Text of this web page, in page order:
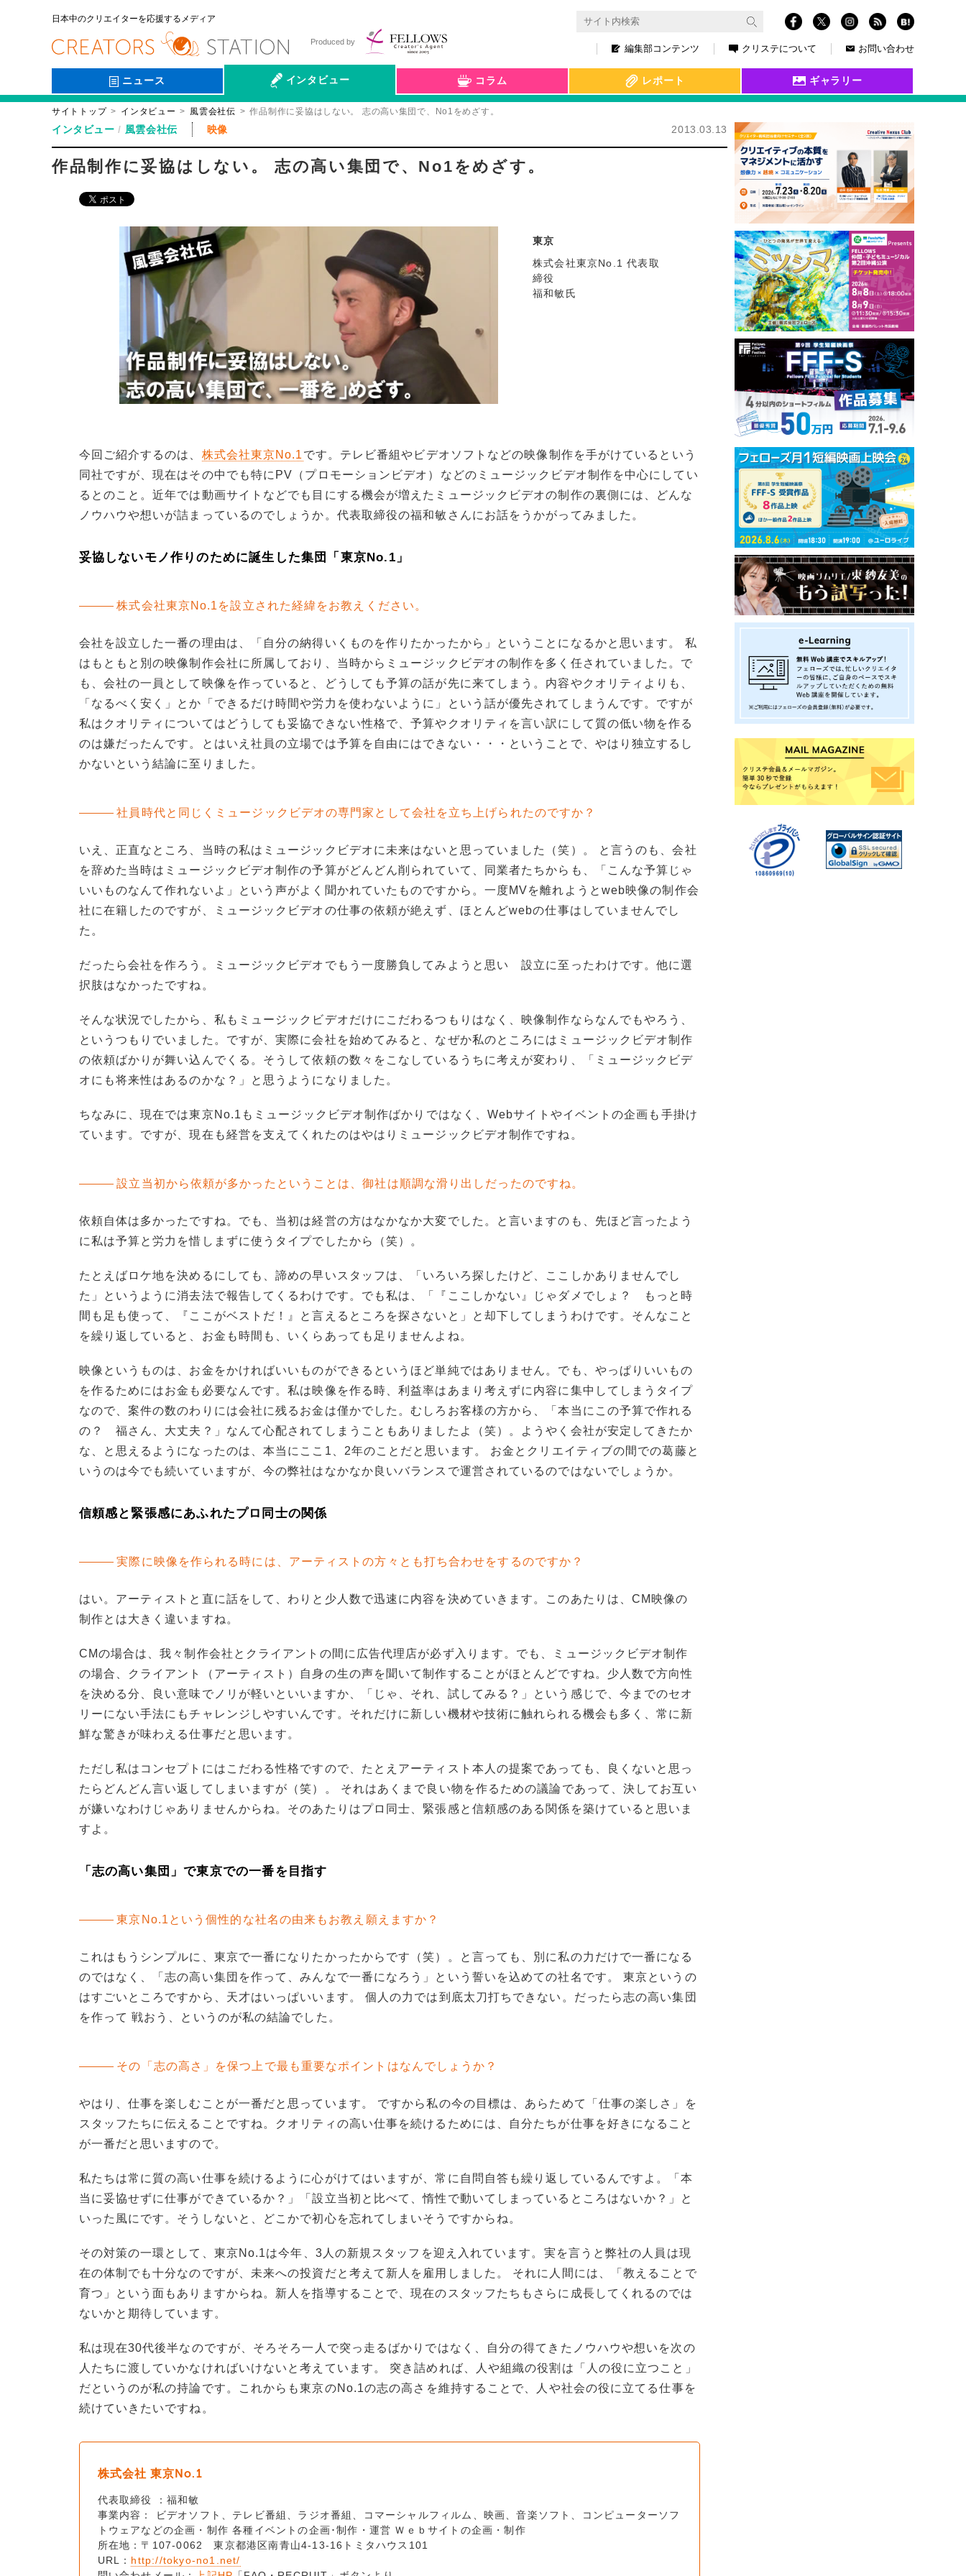
日本中のクリエイターを応援するメディア
編集部コンテンツ クリステについて お問い合わせ
Produced by
ニュース インタビュー
会社伝
コラム レポート ギャラリー
サイトトップ インタビュー 風雲会社伝 作品制作に妥協はしない。 志の高い集団で、No1をめざす。
インタビュー 風雲会社伝 映像 2013.03.13
作品制作に妥協はしない。 志の高い集団で、No1をめざす。
東京
株式会社東京No.1 代表取
締役
福和敏氏
今回ご紹介するのは、 株式会社東京No.1 です。テレビ番組やビデオソフトなどの映像制作を手がけているという
同社ですが、現在はその中でも特にPV（プロモーションビデオ）などのミュージックビデオ制作を中心にしてい
るとのこと。近年では動画サイトなどでも目にする機会が増えたミュージックビデオの制作の裏側には、どんな
ノウハウや想いが詰まっているのでしょうか。代表取締役の福和敏さんにお話をうかがってみました。
妥協しないモノ作りのために誕生した集団「東京No.1」
株式会社東京No.1を設立された経緯をお教えください。
会社を設立した一番の理由は、「自分の納得いくものを作りたかったから」ということになるかと思います。 私
はもともと別の映像制作会社に所属しており、当時からミュージックビデオの制作を多く任されていました。で
も、会社の一員として映像を作っていると、どうしても予算の話が先に来てしまう。内容やクオリティよりも、
「なるべく安く」とか「できるだけ時間や労力を使わないように」という話が優先されてしまうんです。ですが
私はクオリティについてはどうしても妥協できない性格で、予算やクオリティを言い訳にして質の低い物を作る
のは嫌だったんです。とはいえ社員の立場では予算を自由にはできない・・・ということで、やはり独立するし
かないという結論に至りました。
社員時代と同じくミュージックビデオの専門家として会社を立ち上げられたのですか？
いえ、正直なところ、当時の私はミュージックビデオに未来はないと思っていました（笑）。 と言うのも、会社
を辞めた当時はミュージックビデオ制作の予算がどんどん削られていて、同業者たちからも、「こんな予算じゃ
いいものなんて作れないよ」という声がよく聞かれていたものですから。一度MVを離れようとweb映像の制作会
社に在籍したのですが、ミュージックビデオの仕事の依頼が絶えず、ほとんどwebの仕事はしていませんでし
た。
だったら会社を作ろう。ミュージックビデオでもう一度勝負してみようと思い 設立に至ったわけです。他に選
択肢はなかったですね。
そんな状況でしたから、私もミュージックビデオだけにこだわるつもりはなく、映像制作ならなんでもやろう、
というつもりでいました。ですが、実際に会社を始めてみると、なぜか私のところにはミュージックビデオ制作
の依頼ばかりが舞い込んでくる。そうして依頼の数々をこなしているうちに考えが変わり、「ミュージックビデ
オにも将来性はあるのかな？」と思うようになりました。
ちなみに、現在では東京No.1もミュージックビデオ制作ばかりではなく、Webサイトやイベントの企画も手掛け
ています。ですが、現在も経営を支えてくれたのはやはりミュージックビデオ制作ですね。
設立当初から依頼が多かったということは、御社は順調な滑り出しだったのですね。
依頼自体は多かったですね。でも、当初は経営の方はなかなか大変でした。と言いますのも、先ほど言ったよう
に私は予算と労力を惜しまずに使うタイプでしたから（笑）。
たとえばロケ地を決めるにしても、諦めの早いスタッフは、「いろいろ探したけど、ここしかありませんでし
た」というように消去法で報告してくるわけです。でも私は、「『ここしかない』じゃダメでしょ？ もっと時
間も足も使って、『ここがベストだ！』と言えるところを探さないと」と却下してしまうわけです。そんなこと
を繰り返していると、お金も時間も、いくらあっても足りませんよね。
映像というものは、お金をかければいいものができるというほど単純ではありません。でも、やっぱりいいもの
を作るためにはお金も必要なんです。私は映像を作る時、利益率はあまり考えずに内容に集中してしまうタイプ
なので、案件の数のわりには会社に残るお金は僅かでした。むしろお客様の方から、「本当にこの予算で作れる
の？ 福さん、大丈夫？」なんて心配されてしまうこともありましたよ（笑）。ようやく会社が安定してきたか
な、と思えるようになったのは、本当にここ1、2年のことだと思います。 お金とクリエイティブの間での葛藤と
いうのは今でも続いていますが、今の弊社はなかなか良いバランスで運営されているのではないでしょうか。
信頼感と緊張感にあふれたプロ同士の関係
実際に映像を作られる時には、アーティストの方々とも打ち合わせをするのですか？
はい。アーティストと直に話をして、わりと少人数で迅速に内容を決めていきます。このあたりは、CM映像の
制作とは大きく違いますね。
CMの場合は、我々制作会社とクライアントの間に広告代理店が必ず入ります。でも、ミュージックビデオ制作
の場合、クライアント（アーティスト）自身の生の声を聞いて制作することがほとんどですね。少人数で方向性
を決める分、良い意味でノリが軽いといいますか、「じゃ、それ、試してみる？」という感じで、今までのセオ
リーにない手法にもチャレンジしやすいんです。それだけに新しい機材や技術に触れられる機会も多く、常に新
鮮な驚きが味わえる仕事だと思います。
ただし私はコンセプトにはこだわる性格ですので、たとえアーティスト本人の提案であっても、良くないと思っ
たらどんどん言い返してしまいますが（笑）。 それはあくまで良い物を作るための議論であって、決してお互い
が嫌いなわけじゃありませんからね。そのあたりはプロ同士、緊張感と信頼感のある関係を築けていると思いま
すよ。
「志の高い集団」で東京での一番を目指す
東京No.1という個性的な社名の由来もお教え願えますか？
これはもうシンプルに、東京で一番になりたかったからです（笑）。と言っても、別に私の力だけで一番になる
のではなく、「志の高い集団を作って、みんなで一番になろう」という誓いを込めての社名です。 東京というの
はすごいところですから、天才はいっぱいいます。 個人の力では到底太刀打ちできない。だったら志の高い集団
を作って 戦おう、というのが私の結論でした。
その「志の高さ」を保つ上で最も重要なポイントはなんでしょうか？
やはり、仕事を楽しむことが一番だと思っています。 ですから私の今の目標は、あらためて「仕事の楽しさ」を
スタッフたちに伝えることですね。クオリティの高い仕事を続けるためには、自分たちが仕事を好きになること
が一番だと思いますので。
私たちは常に質の高い仕事を続けるように心がけてはいますが、常に自問自答も繰り返しているんですよ。「本
当に妥協せずに仕事ができているか？」「設立当初と比べて、惰性で動いてしまっているところはないか？」と
いった風にです。そうしないと、どこかで初心を忘れてしまいそうですからね。
その対策の一環として、東京No.1は今年、3人の新規スタッフを迎え入れています。実を言うと弊社の人員は現
在の体制でも十分なのですが、未来への投資だと考えて新人を雇用しました。 それに人間には、「教えることで
育つ」という面もありますからね。新人を指導することで、現在のスタッフたちもさらに成長してくれるのでは
ないかと期待しています。
私は現在30代後半なのですが、そろそろ一人で突っ走るばかりではなく、自分の得てきたノウハウや想いを次の
人たちに渡していかなければいけないと考えています。 突き詰めれば、人や組織の役割は「人の役に立つこと」
だというのが私の持論です。これからも東京のNo.1の志の高さを維持することで、人や社会の役に立てる仕事を
続けていきたいですね。
株式会社 東京No.1
代表取締役 ：福和敏
事業内容： ビデオソフト、テレビ番組、ラジオ番組、コマーシャルフィルム、映画、音楽ソフト、コンピューターソフ
トウェアなどの企画・制作 各種イベントの企画･制作・運営 Ｗｅｂサイトの企画・制作
所在地：〒107-0062 東京都港区南青山4-13-16トミタハウス101
URL： http://tokyo-no1.net/